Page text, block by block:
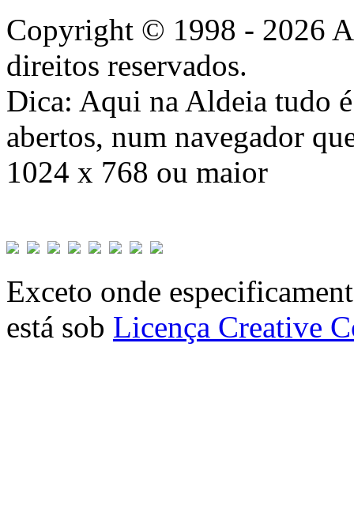
Copyright © 1998 - 2026
direitos reservados.
Dica: Aqui na Aldeia tudo
abertos, num navegador
1024 x 768 ou maior
Exceto onde
está sob Licença Creative